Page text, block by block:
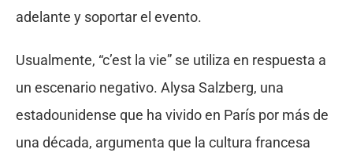
adelante y soportar el evento.
Usualmente, “c’est la vie” se utiliza en respuesta a
un escenario negativo. Alysa Salzberg, una
estadounidense que ha vivido en París por más de
una década, argumenta que la cultura francesa